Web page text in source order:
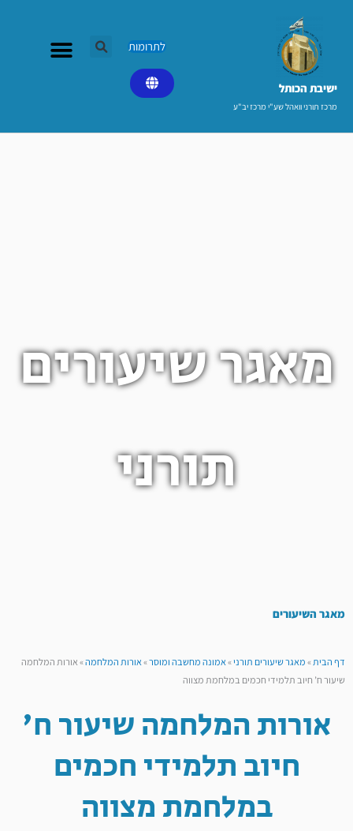
ישיבת הכותל​
מרכז תורני וואהל שע"י מרכז יב"ע
לתרומות
מאגר שיעורים
תורני
מאגר השיעורים
דף הבית»מאגר שיעורים תורני»אמונה מחשבה ומוסר»אורות המלחמה»אורות המלחמה
שיעור ח’ חיוב תלמידי חכמים במלחמת מצווה
אורות המלחמה שיעור ח'
חיוב תלמידי חכמים
במלחמת מצווה